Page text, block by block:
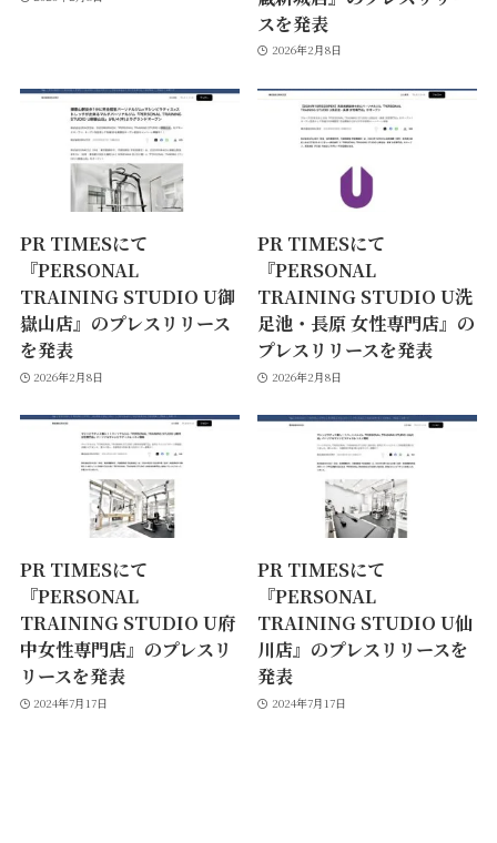
スを発表
2026年2月8日
PR TIMESにて
『PERSONAL
TRAINING STUDIO U御
嶽山店』のプレスリリース
を発表
2026年2月8日
PR TIMESにて
『PERSONAL
TRAINING STUDIO U洗
足池・長原 女性専門店』の
プレスリリースを発表
2026年2月8日
PR TIMESにて
『PERSONAL
TRAINING STUDIO U府
中女性専門店』のプレスリ
リースを発表
2024年7月17日
PR TIMESにて
『PERSONAL
TRAINING STUDIO U仙
川店』のプレスリリースを
発表
2024年7月17日